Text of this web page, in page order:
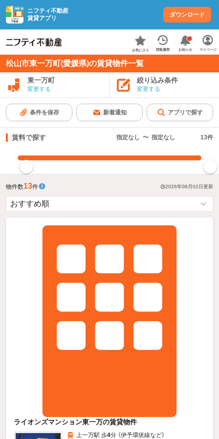
ニフティ不動産
賃貸アプリ
ダウンロード
お気に入り 閲覧履歴 お知らせ マイページ
松山市東一万町(愛媛県)の賃貸物件一覧
東一万町
変更する
絞り込み条件
変更する
条件を保存 新着通知 アプリで探す
賃料で探す 指定なし 〜 指定なし 13件
物件数13件 2026年08月02日更新
ライオンズマンション東一万の賃貸物件
上一万駅 歩4分 （伊予環状線など）